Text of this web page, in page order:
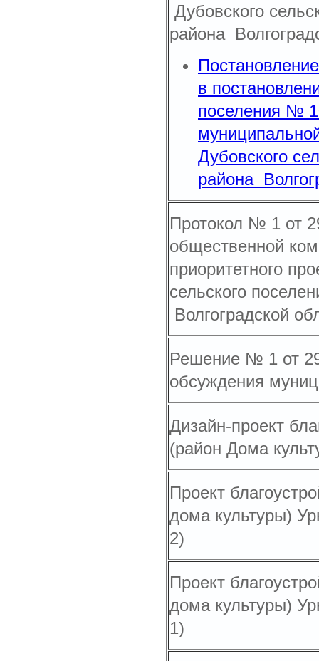
Дубовского
района
в
поселения №
Дубовского
района
Протокол № 1 от
общественной
приоритетного
сельского
Волгоградской
Решение № 1 от
обсуждения
Дизайн-проект
(район Дома
Проект
дома культуры)
2)
Проект
дома культуры)
1)